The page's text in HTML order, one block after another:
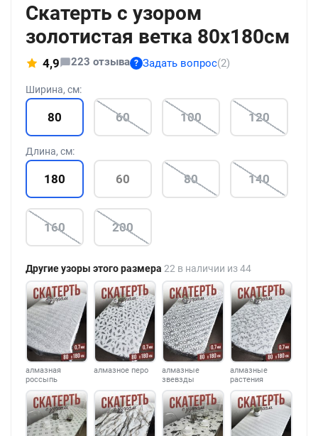
Скатерть с узором
золотистая ветка 80x180см
4,9 223 отзыва ? Задать вопрос(2)
Ширина, см:
80 60 100 120
Длина, см:
180 60 80 140
160 200
Другие узоры этого размера 22 в наличии из 44
алмазная
россыпь
алмазное перо
алмазные
звевзды
алмазные
растения